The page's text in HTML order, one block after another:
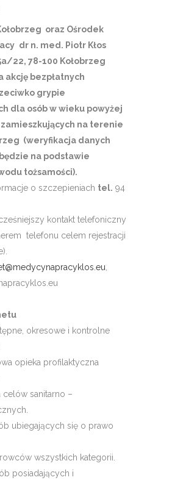
oraz Ośrodek
dr n. med. Piotr Kłos
22, 78-100 Kołobrzeg
akcję bezpłatnych
grypie
dla osób w wieku powyżej
zamieszkujących na terenie
(weryfikacja danych
na podstawie
tożsamości).
o szczepieniach tel. 94
kontakt telefoniczny
telefonu celem rejestracji
okresowe i kontrolne
opieka profilaktyczna
celów sanitarno –
ubiegających się o prawo
wszystkich kategorii.
posiadających i